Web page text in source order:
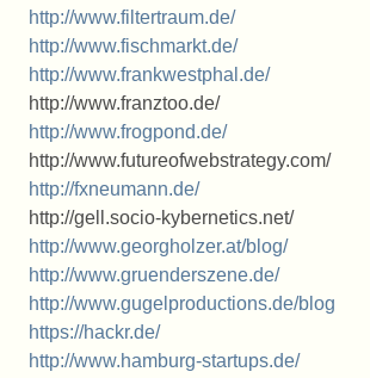
http://www.filtertraum.de/
http://www.fischmarkt.de/
http://www.frankwestphal.de/
http://www.franztoo.de/
http://www.frogpond.de/
http://www.futureofwebstrategy.com/
http://fxneumann.de/
http://gell.socio-kybernetics.net/
http://www.georgholzer.at/blog/
http://www.gruenderszene.de/
http://www.gugelproductions.de/blog
https://hackr.de/
http://www.hamburg-startups.de/